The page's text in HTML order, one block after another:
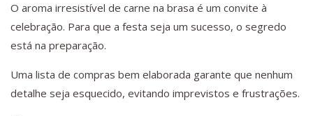
O aroma irresistível de carne na brasa é um convite à
celebração. Para que a festa seja um sucesso, o segredo
está na preparação.
Uma lista de compras bem elaborada garante que nenhum
detalhe seja esquecido, evitando imprevistos e frustrações.